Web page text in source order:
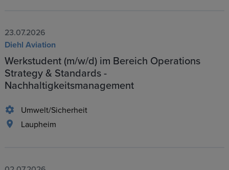
23.07.2026
Diehl Aviation
Werkstudent (m/w/d) im Bereich Operations
Strategy & Standards -
Nachhaltigkeitsmanagement
Umwelt/Sicherheit
Laupheim